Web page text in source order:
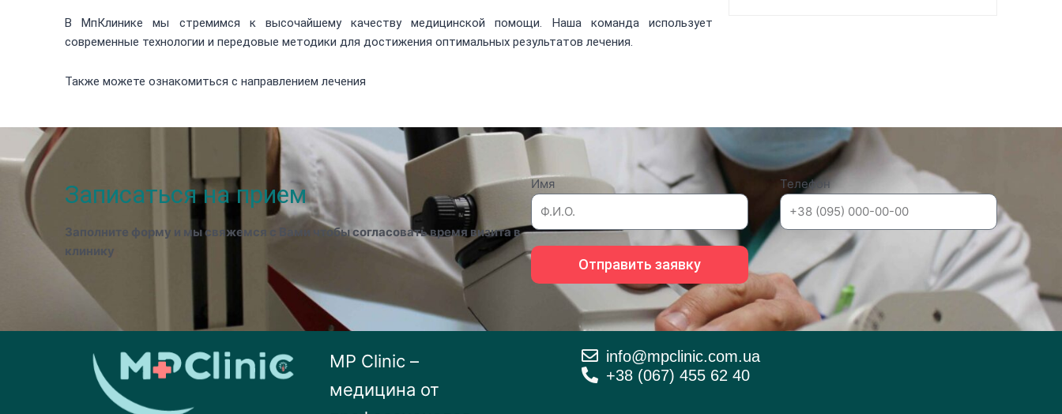
В МпКлинике мы стремимся к высочайшему качеству медицинской помощи. Наша команда использует
современные технологии и передовые методики для достижения оптимальных результатов лечения.
Также можете ознакомиться с направлением лечения
Записаться на прием
Заполните форму и мы свяжемся с Вами чтобы согласовать время визита в
клинику
Имя Телефон
Отправить заявку
MP Clinic –
медицина от
info@mpclinic.com.ua
+38 (067) 455 62 40